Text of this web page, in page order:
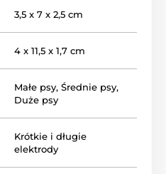
Patpet T200 możesz
psa na odległość do 300
ta nadaje się zarówno do
szkolenia psów.
3,5 x 7 x 2,5 cm
4 x 11,5 x 1,7 cm
Małe psy, Średnie psy,
Duże psy
Krótkie i długie
elektrody